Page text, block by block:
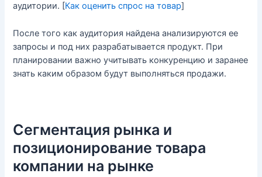
аудитории. [Как оценить спрос на товар]
После того как аудитория найдена анализируются ее
запросы и под них разрабатывается продукт. При
планировании важно учитывать конкуренцию и заранее
знать каким образом будут выполняться продажи.
Сегментация рынка и
позиционирование товара
компании на рынке